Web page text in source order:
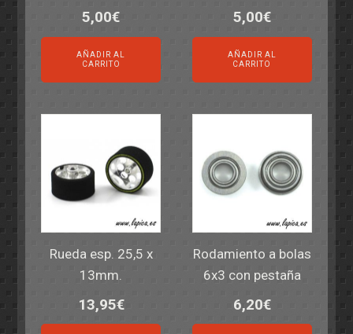
5,00€
AÑADIR AL
CARRITO
5,00€
AÑADIR AL
CARRITO
Rueda esp. 25,5 x
13mm.
13,95€
Rodamiento a bolas
6x3 con pestaña
6,20€